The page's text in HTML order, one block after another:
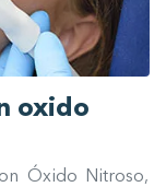
oxido
Óxido Nitroso,